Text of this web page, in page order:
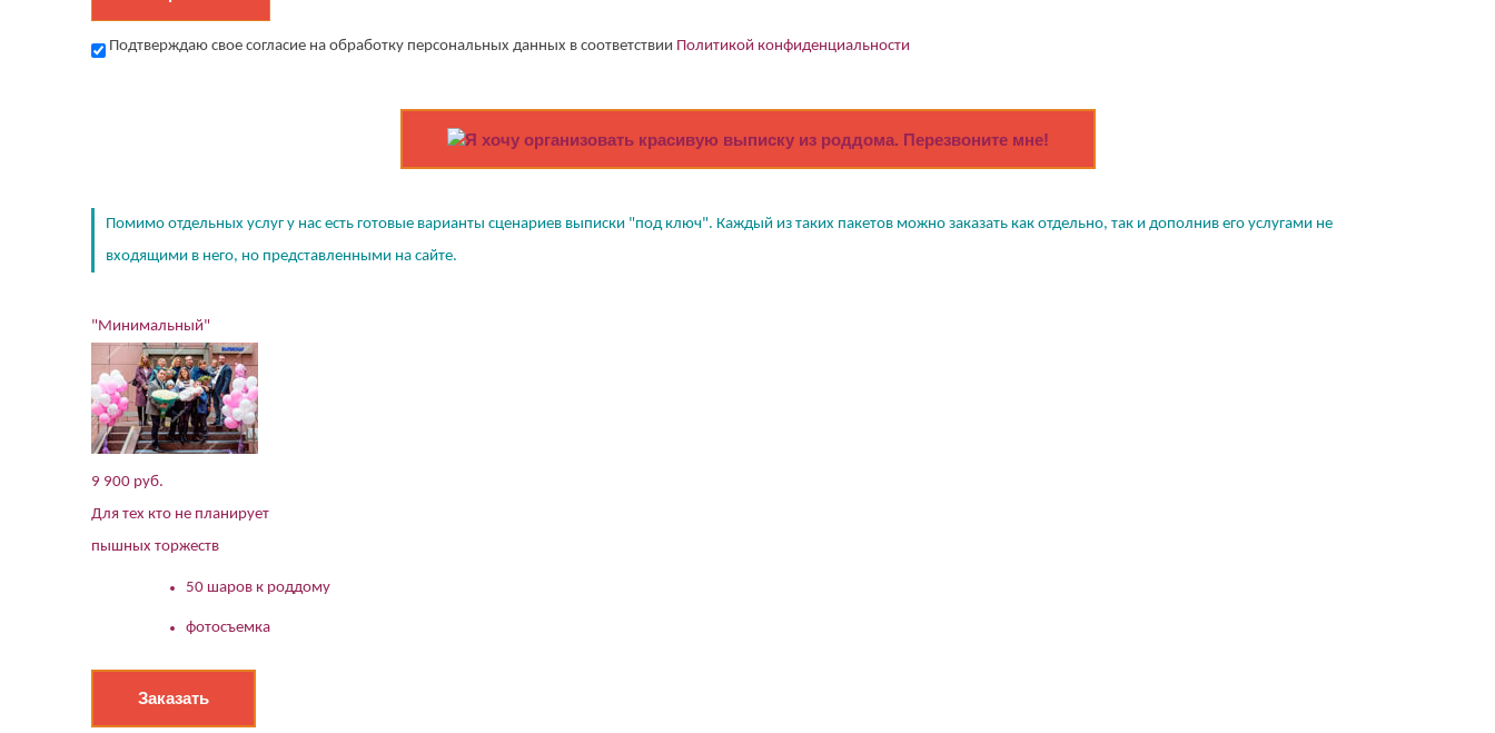
Подтверждаю свое согласие на обработку персональных данных в соответствии Политикой конфиденциальности
Я хочу организовать красивую выписку из роддома. Перезвоните мне!
Помимо отдельных услуг у нас есть готовые варианты сценариев выписки "под ключ". Каждый из таких пакетов можно заказать как отдельно, так и дополнив его услугами не
входящими в него, но представленными на сайте.
"Минимальный"
9 900 руб.
Для тех кто не планирует
пышных торжеств
50 шаров к роддому
фотосъемка
Заказать